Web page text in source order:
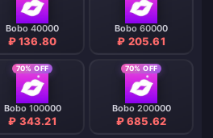
Bobo 40000
₽ 136.80
Bobo 60000
₽ 205.61
70% OFF
Bobo 100000
₽ 343.21
70% OFF
Bobo 200000
₽ 685.62